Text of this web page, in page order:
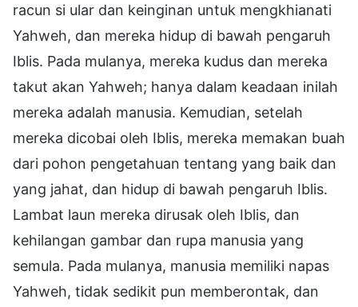
racun si ular dan keinginan untuk mengkhianati
Yahweh, dan mereka hidup di bawah pengaruh
Iblis. Pada mulanya, mereka kudus dan mereka
takut akan Yahweh; hanya dalam keadaan inilah
mereka adalah manusia. Kemudian, setelah
mereka dicobai oleh Iblis, mereka memakan buah
dari pohon pengetahuan tentang yang baik dan
yang jahat, dan hidup di bawah pengaruh Iblis.
Lambat laun mereka dirusak oleh Iblis, dan
kehilangan gambar dan rupa manusia yang
semula. Pada mulanya, manusia memiliki napas
Yahweh, tidak sedikit pun memberontak, dan